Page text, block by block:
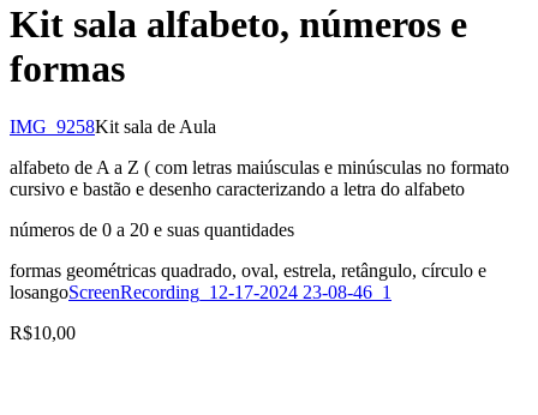
Kit sala alfabeto, números e
formas
IMG_9258Kit sala de Aula
alfabeto de A a Z ( com letras maiúsculas e minúsculas no formato
cursivo e bastão e desenho caracterizando a letra do alfabeto
números de 0 a 20 e suas quantidades
formas geométricas quadrado, oval, estrela, retângulo, círculo e
losangoScreenRecording_12-17-2024 23-08-46_1
R$10,00